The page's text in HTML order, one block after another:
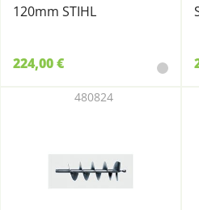
120mm STIHL
224,00 €
480824